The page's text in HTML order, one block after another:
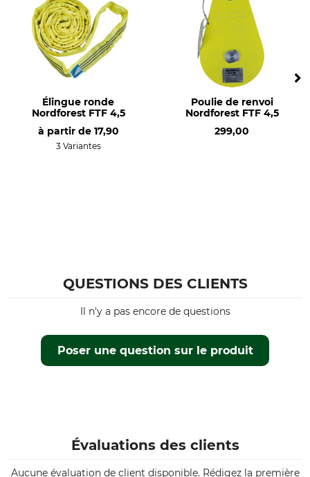
Élingue ronde
Nordforest FTF 4,5
à partir de 17,90
3 Variantes
Poulie de renvoi
Nordforest FTF 4,5
299,00
QUESTIONS DES CLIENTS
Poser une question sur le produit
Il n'y a pas encore de questions
Évaluations des clients
Aucune évaluation de client disponible. Rédigez la première